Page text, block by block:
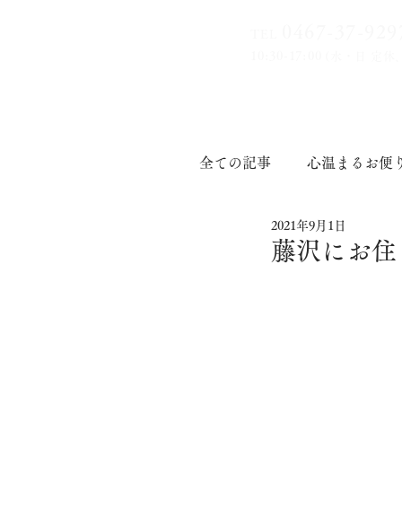
全ての記事 心温まるお便
印章道
藤沢にお
2021年9月1日